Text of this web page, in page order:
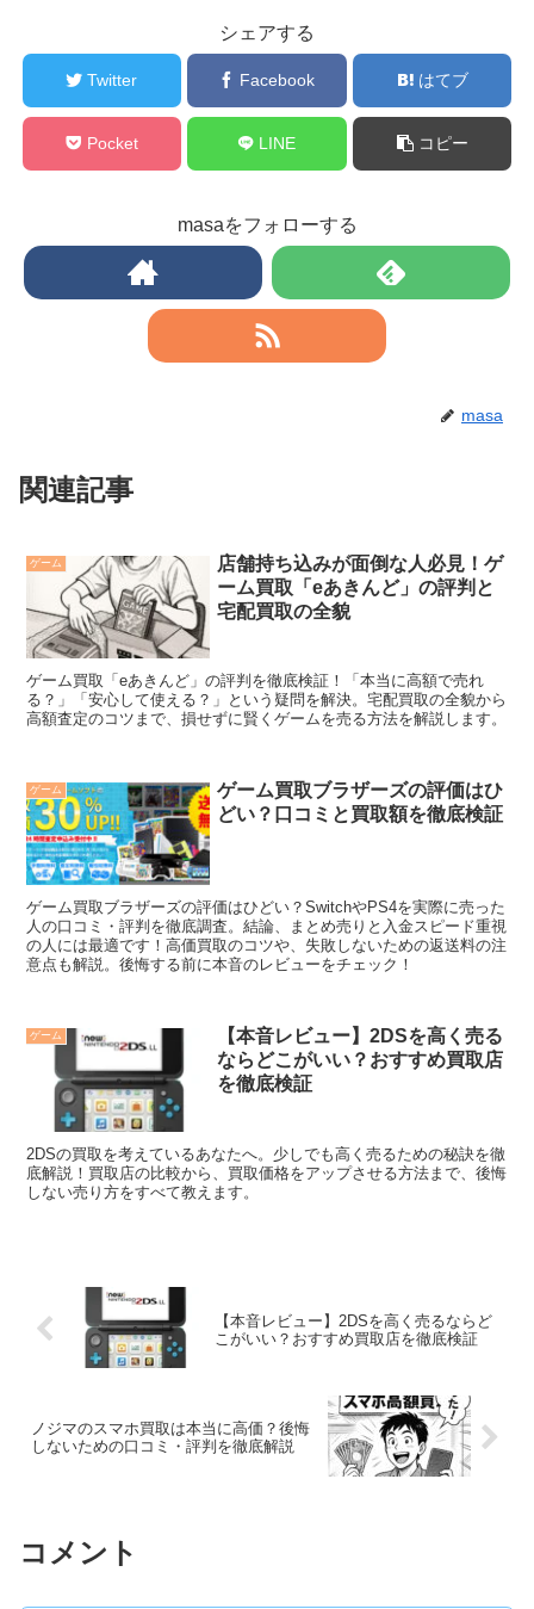
シェアする
Twitter Facebook はてブ
Pocket LINE コピー
masaをフォローする
masa
関連記事
ゲーム
店舗持ち込みが面倒な人必見！ゲ
ーム買取「eあきんど」の評判と
宅配買取の全貌
ゲーム買取「eあきんど」の評判を徹底検証！「本当に高額で売れ
る？」「安心して使える？」という疑問を解決。宅配買取の全貌から
高額査定のコツまで、損せずに賢くゲームを売る方法を解説します。
ゲーム
ゲーム買取ブラザーズの評価はひ
どい？口コミと買取額を徹底検証
ゲーム買取ブラザーズの評価はひどい？SwitchやPS4を実際に売った
人の口コミ・評判を徹底調査。結論、まとめ売りと入金スピード重視
の人には最適です！高価買取のコツや、失敗しないための返送料の注
意点も解説。後悔する前に本音のレビューをチェック！
ゲーム
【本音レビュー】2DSを高く売る
ならどこがいい？おすすめ買取店
を徹底検証
2DSの買取を考えているあなたへ。少しでも高く売るための秘訣を徹
底解説！買取店の比較から、買取価格をアップさせる方法まで、後悔
しない売り方をすべて教えます。
【本音レビュー】2DSを高く売るならど
こがいい？おすすめ買取店を徹底検証
ノジマのスマホ買取は本当に高価？後悔
しないための口コミ・評判を徹底解説
コメント